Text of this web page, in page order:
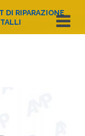
DI RIPARAZIONE